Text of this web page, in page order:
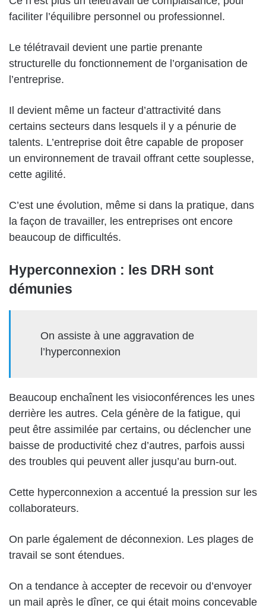
faciliter l’équilibre personnel ou professionnel.
Le télétravail devient une partie prenante
structurelle du fonctionnement de l’organisation de
l’entreprise.
Il devient même un facteur d’attractivité dans
certains secteurs dans lesquels il y a pénurie de
talents. L’entreprise doit être capable de proposer
un environnement de travail offrant cette souplesse,
cette agilité.
C’est une évolution, même si dans la pratique, dans
la façon de travailler, les entreprises ont encore
beaucoup de difficultés.
Hyperconnexion : les DRH sont
démunies
On assiste à une aggravation de
l’hyperconnexion
Beaucoup enchaînent les visioconférences les unes
derrière les autres. Cela génère de la fatigue, qui
peut être assimilée par certains, ou déclencher une
baisse de productivité chez d’autres, parfois aussi
des troubles qui peuvent aller jusqu’au burn-out.
Cette hyperconnexion a accentué la pression sur les
collaborateurs.
On parle également de déconnexion. Les plages de
travail se sont étendues.
On a tendance à accepter de recevoir ou d’envoyer
un mail après le dîner, ce qui était moins concevable